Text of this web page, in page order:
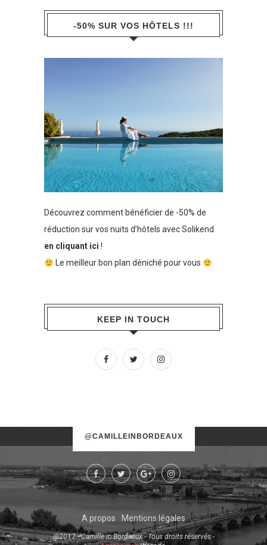
-50% SUR VOS HÔTELS !!!
Découvrez comment bénéficier de -50% de
réduction sur vos nuits d’hôtels avec Solikend
en cliquant ici !
Le meilleur bon plan déniché pour vous
KEEP IN TOUCH
@CAMILLEINBORDEAUX
Try some other hashtag or username
A propos Mentions légales
@2017 - Camille in Bordeaux - Tous droits réservés -